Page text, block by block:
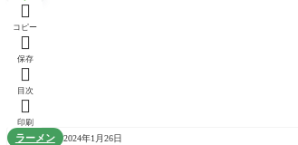

コピー

保存

目次

印刷
ラーメン 2024年1月26日